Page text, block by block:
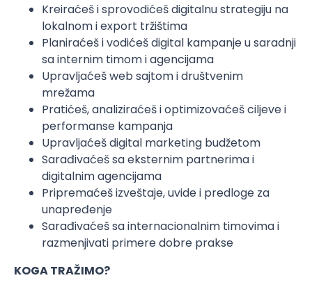
Kreiraćeš i sprovodićeš digitalnu strategiju na
lokalnom i export tržištima
Planiraćeš i vodićeš digital kampanje u saradnji
sa internim timom i agencijama
Upravljaćeš web sajtom i društvenim
mrežama
Pratićeš, analiziraćeš i optimizovaćeš ciljeve i
performanse kampanja
Upravljaćeš digital marketing budžetom
Sarađivaćeš sa eksternim partnerima i
digitalnim agencijama
Pripremaćeš izveštaje, uvide i predloge za
unapređenje
Sarađivaćeš sa internacionalnim timovima i
razmenjivati primere dobre prakse
KOGA TRAŽIMO?